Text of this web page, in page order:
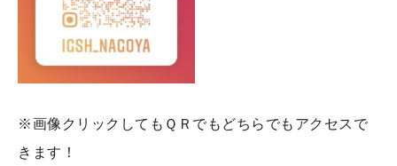
※画像クリックしてもＱＲでもどちらでもアクセスで
きます！